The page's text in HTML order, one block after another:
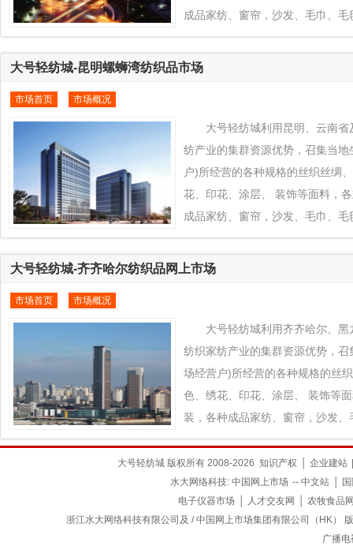
成品家纺、窗帘，沙发、毛巾、
品对接到全球纺织品交易平台
城平台上来， 通过大号轻纺城在
织业凸拓全球新型市场， 把当地
过大号轻纺城推向全球各地区销售
大号轻纺城-昆明螺蛳湾纺织品市场
市场首页 市场概况
大号轻纺城利用昆明、云南
纺产业的集群资源优势，召集当
户)所经营的各种规格的丝织丝绸
花、印花、涂层、 装饰等面料，
成品家纺、窗帘，沙发、毛巾、
品对接到全球纺织品交易平台
城平台上来， 通过大号轻纺城在
织业凸拓全球新型市场， 把当地
过大号轻纺城推向全球各地区销售
大号轻纺城-齐齐哈尔纺织品网上市场
市场首页 市场概况
大号轻纺城利用齐齐哈尔、
纺织家纺产业的集群资源优势，
场经营户)所经营的各种规格的丝
色、绣花、印花、涂层、 装饰等
装，各种成品家纺、窗帘，沙发
用等纺织品对接到全球纺织品交
大号轻纺城平台上来， 通过大号
知名影响力，发挥齐齐哈尔、黑龙
织产品的传统特色+款式创新的产
黑龙江省及周边地区纺织业凸拓
大号轻纺城 版权所有 2008-2026 知识产权 企业建站
水大网络科技: 中国网上市场 -- 中文站
电子仪器市场
人才交友网
农牧食品
浙江水大网络科技有限公司及 / 中国网上市场集团有限公司（HK）
广播